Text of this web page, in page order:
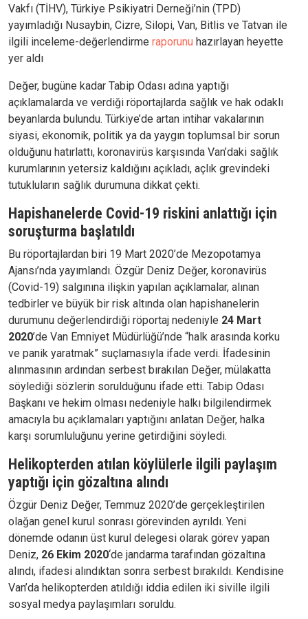
Vakfı (TİHV), Türkiye Psikiyatri Derneği’nin (TPD)
yayımladığı Nusaybin, Cizre, Silopi, Van, Bitlis ve Tatvan ile
ilgili inceleme-değerlendirme raporunu hazırlayan heyette
yer aldı
Değer, bugüne kadar Tabip Odası adına yaptığı
açıklamalarda ve verdiği röportajlarda sağlık ve hak odaklı
beyanlarda bulundu. Türkiye’de artan intihar vakalarının
siyasi, ekonomik, politik ya da yaygın toplumsal bir sorun
olduğunu hatırlattı, koronavirüs karşısında Van’daki sağlık
kurumlarının yetersiz kaldığını açıkladı, açlık grevindeki
tutukluların sağlık durumuna dikkat çekti.
Hapishanelerde Covid-19 riskini anlattığı için
soruşturma başlatıldı
Bu röportajlardan biri 19 Mart 2020’de Mezopotamya
Ajansı’nda yayımlandı. Özgür Deniz Değer, koronavirüs
(Covid-19) salgınına ilişkin yapılan açıklamalar, alınan
tedbirler ve büyük bir risk altında olan hapishanelerin
durumunu değerlendirdiği röportaj nedeniyle 24 Mart
2020’de Van Emniyet Müdürlüğü’nde “halk arasında korku
ve panik yaratmak” suçlamasıyla ifade verdi. İfadesinin
alınmasının ardından serbest bırakılan Değer, mülakatta
söylediği sözlerin sorulduğunu ifade etti. Tabip Odası
Başkanı ve hekim olması nedeniyle halkı bilgilendirmek
amacıyla bu açıklamaları yaptığını anlatan Değer, halka
karşı sorumluluğunu yerine getirdiğini söyledi.
Helikopterden atılan köylülerle ilgili paylaşım
yaptığı için gözaltına alındı
Özgür Deniz Değer, Temmuz 2020’de gerçekleştirilen
olağan genel kurul sonrası görevinden ayrıldı. Yeni
dönemde odanın üst kurul delegesi olarak görev yapan
Deniz, 26 Ekim 2020‘de jandarma tarafından gözaltına
alındı, ifadesi alındıktan sonra serbest bırakıldı. Kendisine
Van’da helikopterden atıldığı iddia edilen iki siville ilgili
sosyal medya paylaşımları soruldu.